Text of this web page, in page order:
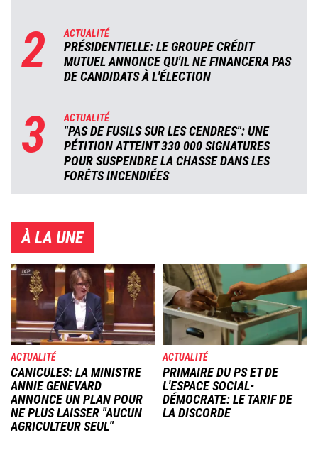
2 ACTUALITÉ
PRÉSIDENTIELLE: LE GROUPE CRÉDIT
MUTUEL ANNONCE QU'IL NE FINANCERA PAS
DE CANDIDATS À L'ÉLECTION
3 ACTUALITÉ
"PAS DE FUSILS SUR LES CENDRES": UNE
PÉTITION ATTEINT 330 000 SIGNATURES
POUR SUSPENDRE LA CHASSE DANS LES
FORÊTS INCENDIÉES
À LA UNE
Image
ACTUALITÉ
CANICULES: LA MINISTRE
ANNIE GENEVARD
ANNONCE UN PLAN POUR
NE PLUS LAISSER "AUCUN
AGRICULTEUR SEUL"
Image
ACTUALITÉ
PRIMAIRE DU PS ET DE
L'ESPACE SOCIAL-
DÉMOCRATE: LE TARIF DE
LA DISCORDE